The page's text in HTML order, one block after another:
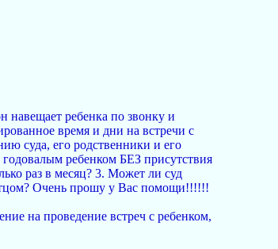
навещает ребенка по звонку и
время и дни на встречи с
суда, его родственники и его
ребенком БЕЗ присутствия
раз в месяц? 3. Может ли суд
Очень прошу у Вас помощи!!!!!!
на проведение встреч с ребенком,